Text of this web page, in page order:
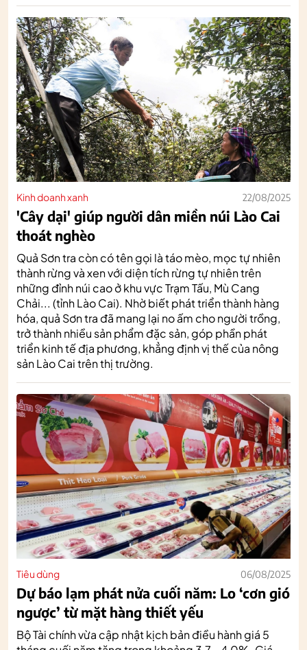
Kinh doanh xanh 22/08/2025
'Cây dại' giúp người dân miền núi Lào Cai
thoát nghèo
Quả Sơn tra còn có tên gọi là táo mèo, mọc tự nhiên
thành rừng và xen với diện tích rừng tự nhiên trên
những đỉnh núi cao ở khu vực Trạm Tấu, Mù Cang
Chải... (tỉnh Lào Cai). Nhờ biết phát triển thành hàng
hóa, quả Sơn tra đã mang lại no ấm cho người trồng,
trở thành nhiều sản phẩm đặc sản, góp phần phát
triển kinh tế địa phương, khẳng định vị thế của nông
sản Lào Cai trên thị trường.
Tiêu dùng 06/08/2025
Dự báo lạm phát nửa cuối năm: Lo ‘cơn gió
ngược’ từ mặt hàng thiết yếu
Bộ Tài chính vừa cập nhật kịch bản điều hành giá 5